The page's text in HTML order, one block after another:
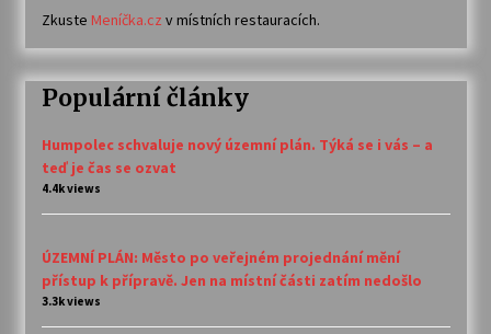
Zkuste Meníčka.cz v místních restauracích.
Populární články
Humpolec schvaluje nový územní plán. Týká se i vás – a
teď je čas se ozvat
4.4k views
ÚZEMNÍ PLÁN: Město po veřejném projednání mění
přístup k přípravě. Jen na místní části zatím nedošlo
3.3k views